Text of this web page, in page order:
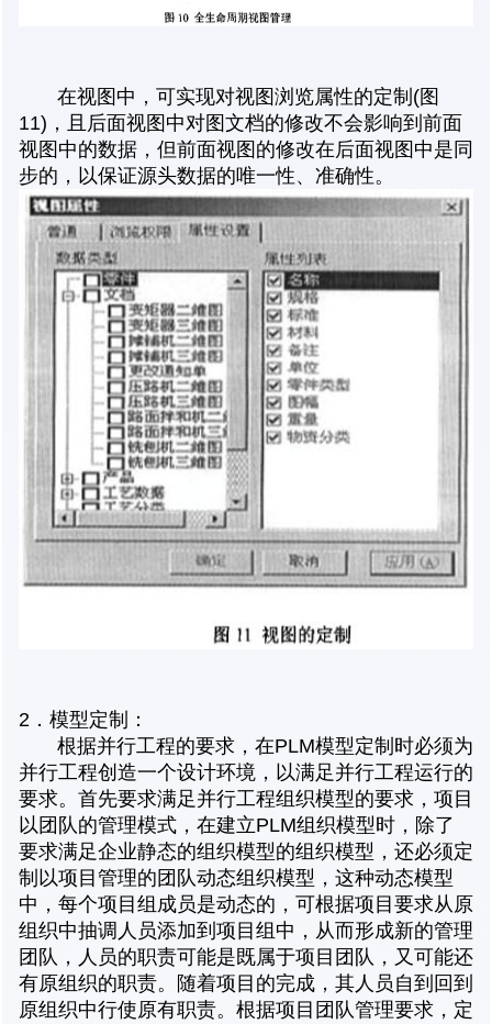
在视图中，可实现对视图浏览属性的定制(图
11)，且后面视图中对图文档的修改不会影响到前面
视图中的数据，但前面视图的修改在后面视图中是同
步的，以保证源头数据的唯一性、准确性。
2．模型定制：
根据并行工程的要求，在PLM模型定制时必须为
并行工程创造一个设计环境，以满足并行工程运行的
要求。首先要求满足并行工程组织模型的要求，项目
以团队的管理模式，在建立PLM组织模型时，除了
要求满足企业静态的组织模型的组织模型，还必须定
制以项目管理的团队动态组织模型，这种动态模型
中，每个项目组成员是动态的，可根据项目要求从原
组织中抽调人员添加到项目组中，从而形成新的管理
团队，人员的职责可能是既属于项目团队，又可能还
有原组织的职责。随着项目的完成，其人员自到回到
原组织中行使原有职责。根据项目团队管理要求，定